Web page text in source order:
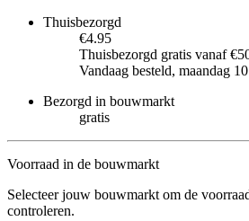
Thuisbezorgd
€4.95
Thuisbezorgd gratis vanaf
Vandaag besteld, maandag
Bezorgd in bouwmarkt
gratis
Voorraad in de bouwmarkt
Selecteer jouw bouwmarkt om de
controleren.